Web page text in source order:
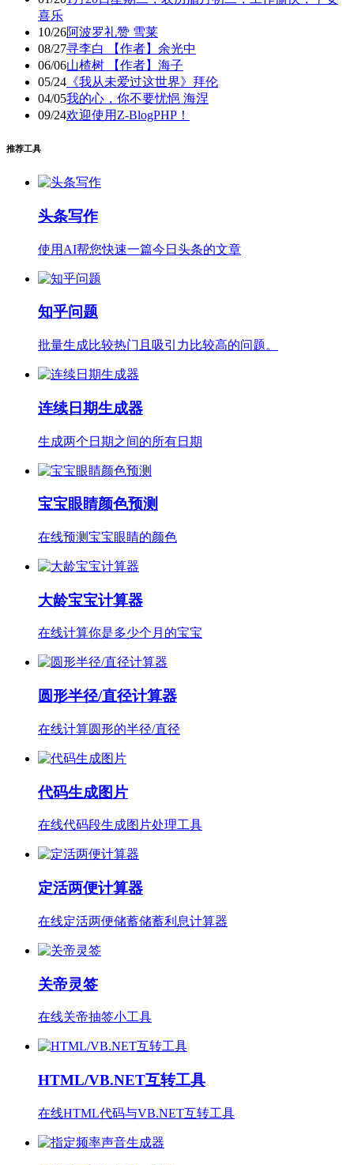
喜乐
10/26阿波罗礼赞 雪莱
08/27寻李白 【作者】余光中
06/06山楂树 【作者】海子
05/24 《我从未爱过这世界》拜伦
04/05我的心，你不要忧悒 海涅
09/24欢迎使用Z-BlogPHP！
推荐工具
头条写作
使用AI帮您快速一篇今日头条的文章
知乎问题
批量生成比较热门且吸引力比较高的问题。
连续日期生成器
生成两个日期之间的所有日期
宝宝眼睛颜色预测
在线预测宝宝眼睛的颜色
大龄宝宝计算器
在线计算你是多少个月的宝宝
圆形半径/直径计算器
在线计算圆形的半径/直径
代码生成图片
在线代码段生成图片处理工具
定活两便计算器
在线定活两便储蓄储蓄利息计算器
关帝灵签
在线关帝抽签小工具
HTML/VB.NET互转工具
在线HTML代码与VB.NET互转工具